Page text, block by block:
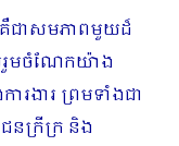
គឺជាសមភាពមួយដ៏
រួមចំណែកយ៉ាង
ារងារ ព្រមទាំងជា
ក្រីក្រ និង